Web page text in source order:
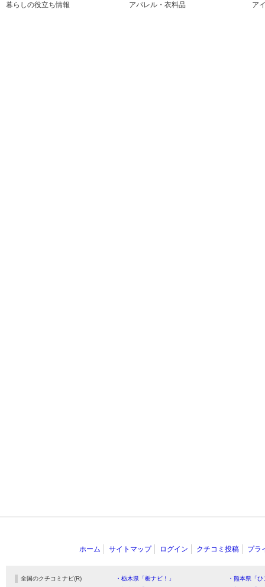
暮らしの役立ち情報
アパレル・衣料品
ア
ホーム サイトマップ ログイン クチコミ投稿 プラ
全国のクチコミナビ(R) ・栃木県「栃ナビ！」
・熊本県「